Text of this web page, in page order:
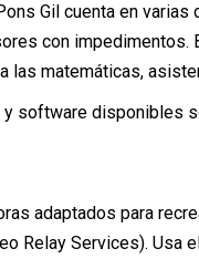
Gil cuenta en
con impedimentos.
las matemáticas,
software disponibles
adaptados para
Relay Services). Usa